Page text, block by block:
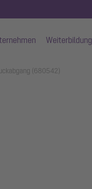
Weiterbildung
(680542)